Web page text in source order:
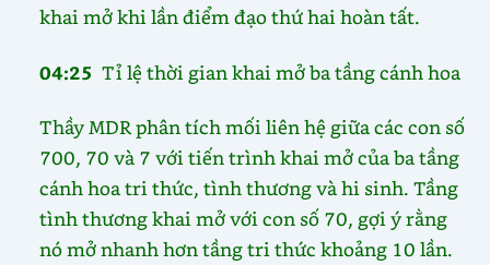
khai mở khi lần điểm đạo thứ hai hoàn tất.
04:25Tỉ lệ thời gian khai mở ba tầng cánh hoa
Thầy MDR phân tích mối liên hệ giữa các con số
700, 70 và 7 với tiến trình khai mở của ba tầng
cánh hoa tri thức, tình thương và hi sinh. Tầng
tình thương khai mở với con số 70, gợi ý rằng
nó mở nhanh hơn tầng tri thức khoảng 10 lần.